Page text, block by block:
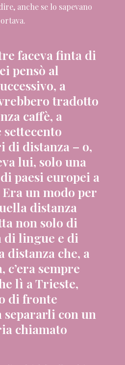
anche se lo sapevano
faceva finta di
pensò al
a
tradotto
caffè, a
di distanza – o,
lui, solo una
paesi europei a
un modo per
distanza
non solo di
di lingue e di
distanza che, a
sempre
lì a Trieste,
di fronte
separarli con un
chiamato